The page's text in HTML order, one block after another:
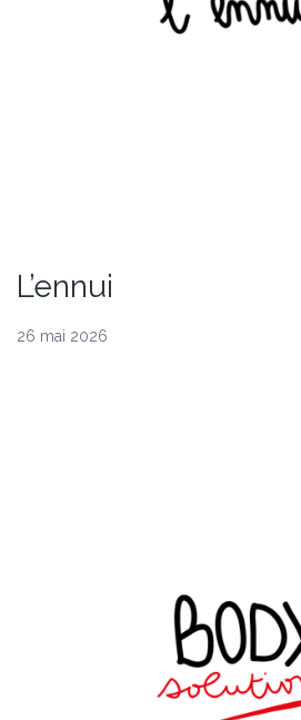
L’ennui
26 mai 2026